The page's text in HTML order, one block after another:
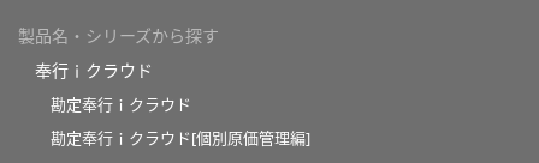
製品名・シリーズから探す
奉行ｉクラウド
勘定奉行ｉクラウド
勘定奉行ｉクラウド[個別原価管理編]